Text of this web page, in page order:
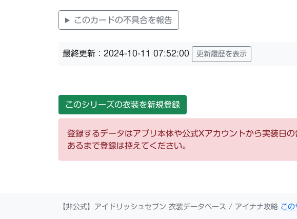
このカードの不具合を報告
最終更新：2024-10-11 07:52:00 更新履歴を表示
このシリーズの衣装を新規登録
登録するデータはアプリ本体や公式Xアカウントから実装日
あるまで登録は控えてください。
【非公式】アイドリッシュセブン 衣装データベース / アイナナ攻略 この